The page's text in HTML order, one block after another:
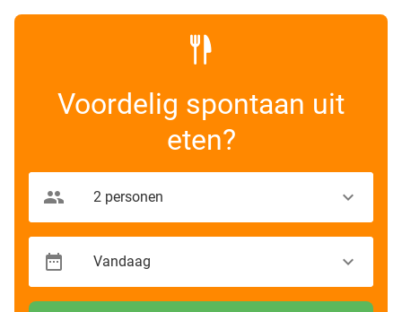
Voordelig spontaan uit
eten?